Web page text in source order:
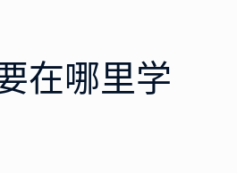
在哪里学